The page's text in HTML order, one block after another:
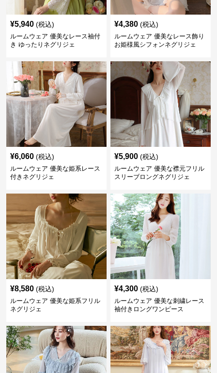
¥5,940 (税込)
ルームウェア 優美なレース袖付
き ゆったりネグリジェ
¥4,380 (税込)
ルームウェア 優美なレース飾り
お姫様風シフォンネグリジェ
¥6,060 (税込)
ルームウェア 優美な姫系レース
付きネグリジェ
¥5,900 (税込)
ルームウェア 優美な襟元フリル
スリーブロングネグリジェ
¥8,580 (税込)
ルームウェア 優美な姫系フリル
ネグリジェ
¥4,300 (税込)
ルームウェア 優美な刺繍レース
袖付きロングワンピース